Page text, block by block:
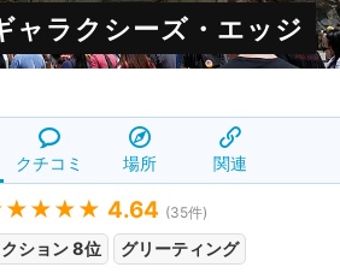
ャラクシーズ・エッジ
クチコミ 場所 関連
4.64 (35件)
ション 8位 グリーティング